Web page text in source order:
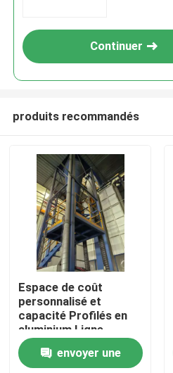
Produits
VR Show
Continuer
produits recommandés
Espace de coût
personnalisé et
capacité Profilés en
aluminium Ligne
verticale de
revêtement en poudre
envoyer une